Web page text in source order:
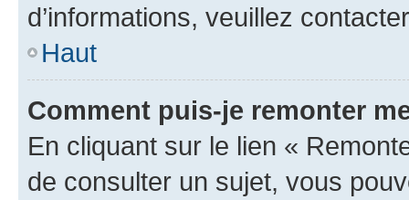
d’informations, veuillez
Haut
Comment puis-je remonter
En cliquant sur le lien «
de consulter un sujet, vous